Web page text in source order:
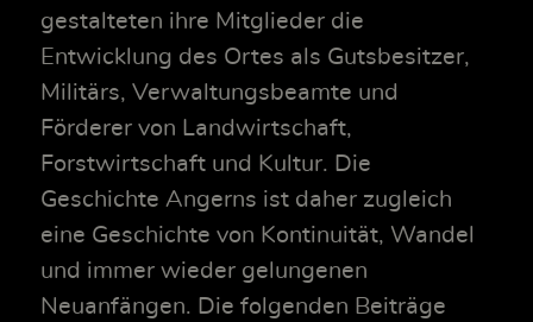
gestalteten ihre Mitglieder die
Entwicklung des Ortes als Gutsbesitzer,
Militärs, Verwaltungsbeamte und
Förderer von Landwirtschaft,
Forstwirtschaft und Kultur. Die
Geschichte Angerns ist daher zugleich
eine Geschichte von Kontinuität, Wandel
und immer wieder gelungenen
Neuanfängen. Die folgenden Beiträge